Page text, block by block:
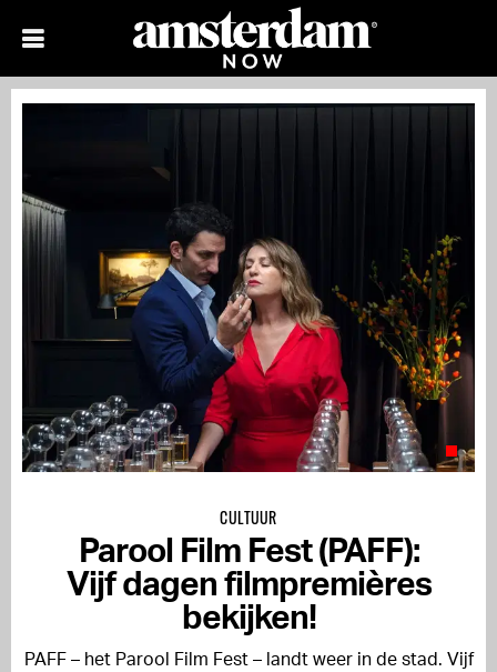
CULTUUR
Parool Film Fest (PAFF):
Vijf dagen filmpremières
bekijken!
PAFF – het Parool Film Fest – landt weer in de stad. Vijf